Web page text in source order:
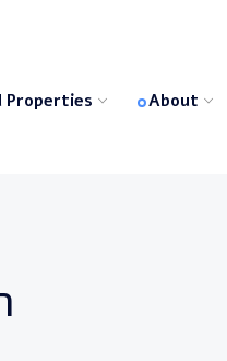
Properties About